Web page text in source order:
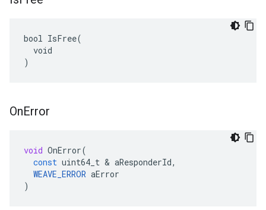
bool IsFree(
  void
)
OnError
void OnError(
const uint64_t & aResponderId,
WEAVE_ERROR aError
)